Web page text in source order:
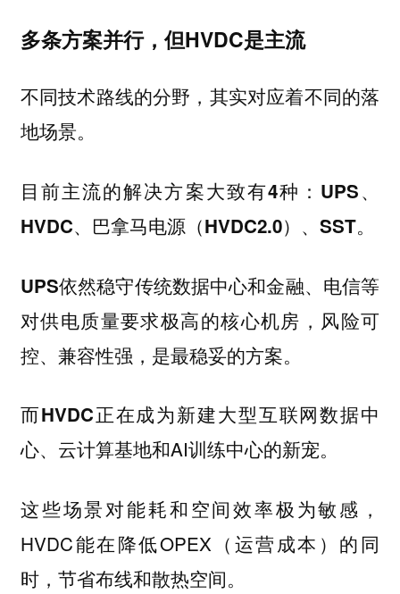
多条方案并行，但HVDC是主流
不同技术路线的分野，其实对应着不同的落
地场景。
目前主流的解决方案大致有4种：UPS、
HVDC、巴拿马电源（HVDC2.0）、SST。
UPS依然稳守传统数据中心和金融、电信等
对供电质量要求极高的核心机房，风险可
控、兼容性强，是最稳妥的方案。
而HVDC正在成为新建大型互联网数据中
心、云计算基地和AI训练中心的新宠。
这些场景对能耗和空间效率极为敏感，
HVDC能在降低OPEX（运营成本）的同
时，节省布线和散热空间。